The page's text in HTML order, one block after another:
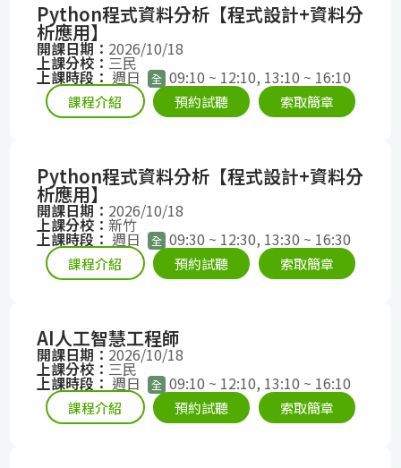
Python程式資料分析【程式設計+資料分
析應用】
開課日期： 2026/10/18
上課分校： 三民
上課時段： 週日 全 09:10 ~ 12:10, 13:10 ~ 16:10
課程介紹 預約試聽 索取簡章
Python程式資料分析【程式設計+資料分
析應用】
開課日期： 2026/10/18
上課分校：新竹
上課時段： 週日 全 09:30 ~ 12:30, 13:30 ~ 16:30
課程介紹 預約試聽 索取簡章
AI人工智慧工程師
開課日期：2026/10/18
上課分校： 三民
上課時段： 週日 全 09:10 ~ 12:10, 13:10 ~ 16:10
課程介紹 預約試聽 索取簡章